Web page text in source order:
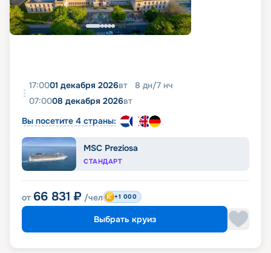
17:0001 декабря 2026вт 8 дн/7 нч
07:0008 декабря 2026вт
Вы посетите 4 страны:
MSC Preziosa
СТАНДАРТ
от 66 831 ₽ /чел +1 000
Выбрать круиз